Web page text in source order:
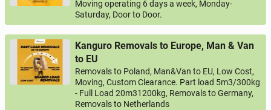
Moving operating 6 days a week, Monday-
Saturday, Door to Door.
Kanguro Removals to Europe, Man & Van
to EU
Removals to Poland, Man&Van to EU, Low Cost,
Moving, Custom Clearance. Part load 5m3/300kg
- Full Load 20m31200kg, Removals to Germany,
Removals to Netherlands